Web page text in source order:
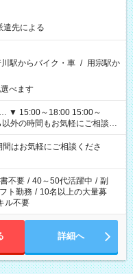
先による
駅からバイク・車 / 用宗駅か
べます
はお気軽にご相談くださ
不要 / 40～50代活躍中 / 副
ト勤務 / 10名以上の大量募
ル不要
詳細へ